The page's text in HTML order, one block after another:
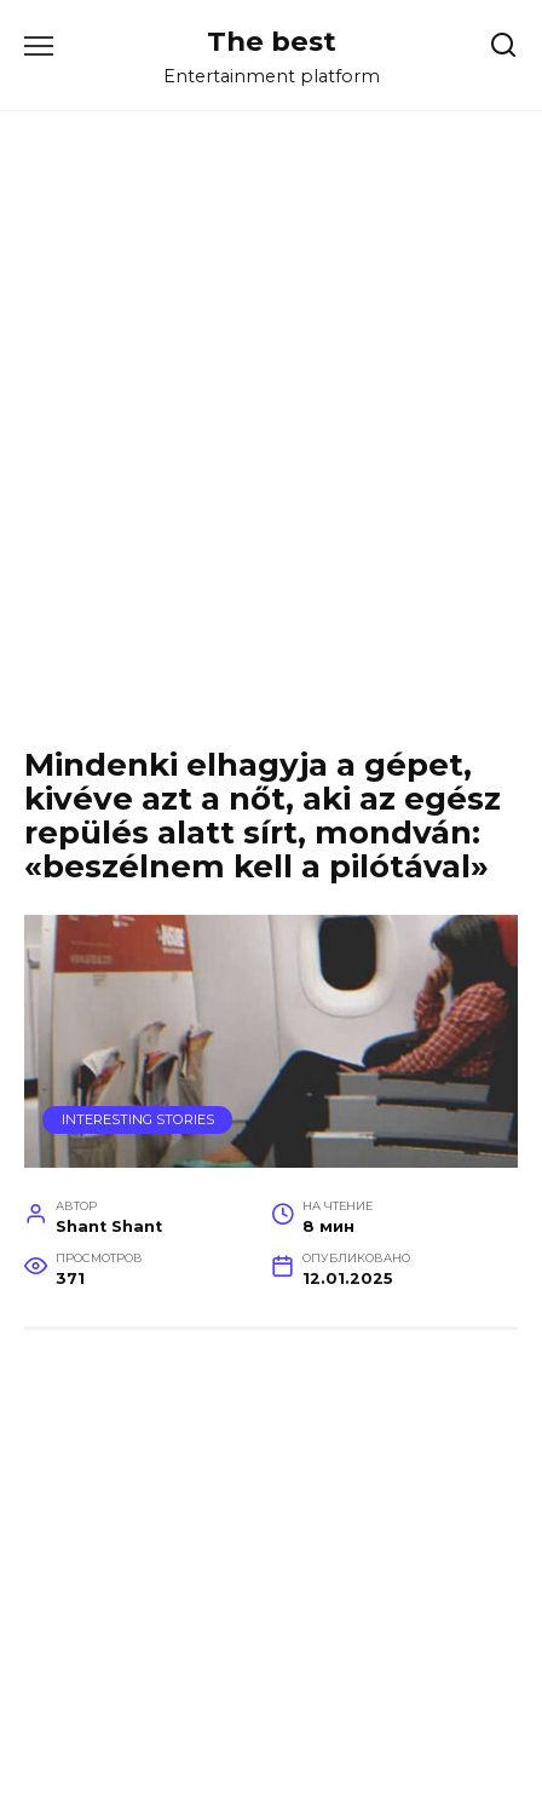
The best
Entertainment platform
Mindenki elhagyja a gépet,
kivéve azt a nőt, aki az egész
repülés alatt sírt, mondván:
«beszélnem kell a pilótával»
INTERESTING STORIES
АВТОР
Shant Shant
НА ЧТЕНИЕ
8 мин
ПРОСМОТРОВ
371
ОПУБЛИКОВАНО
12.01.2025